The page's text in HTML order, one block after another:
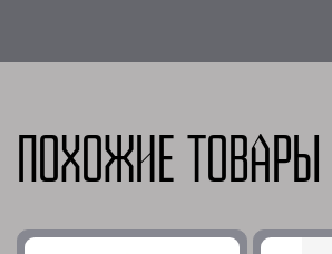
Похожие товары